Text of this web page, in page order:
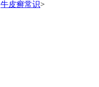
牛皮癣常识>